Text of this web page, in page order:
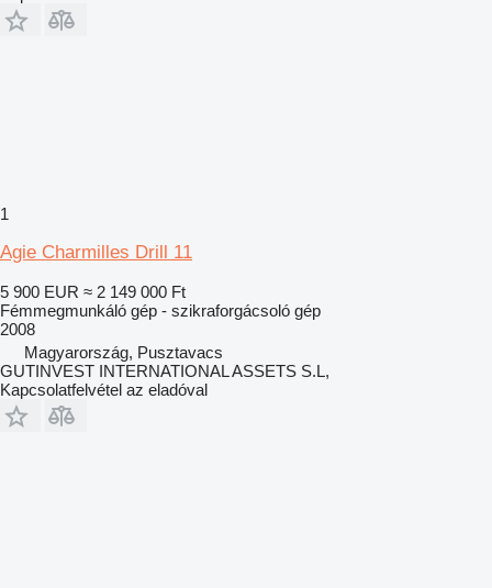
1
Agie Charmilles Drill 11
5 900 EUR ≈ 2 149 000 Ft
Fémmegmunkáló gép - szikraforgácsoló gép
2008
Magyarország, Pusztavacs
GUTINVEST INTERNATIONAL ASSETS S.L,
Kapcsolatfelvétel az eladóval